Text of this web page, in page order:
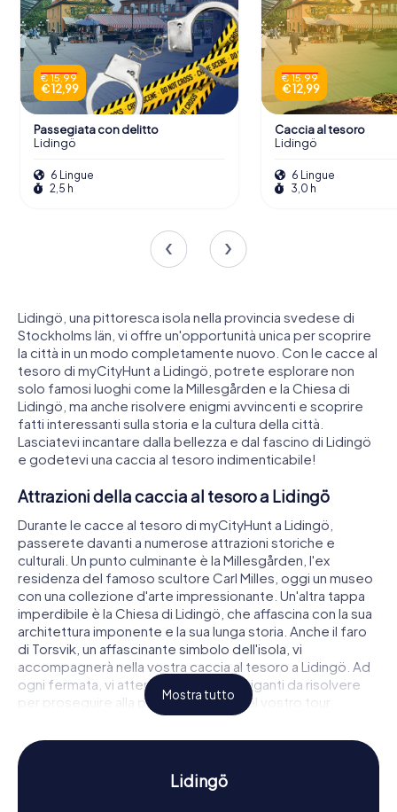
€ 15,99
€ 12,99
Passegiata con delitto
Lidingö
6 Lingue
2,5 h
€ 15,99
€ 12,99
Caccia al tesoro
Lidingö
6 Lingue
3,0 h
Lidingö, una pittoresca isola nella provincia svedese di
Stockholms län, vi offre un'opportunità unica per scoprire
la città in un modo completamente nuovo. Con le cacce al
tesoro di myCityHunt a Lidingö, potrete esplorare non
solo famosi luoghi come la Millesgården e la Chiesa di
Lidingö, ma anche risolvere enigmi avvincenti e scoprire
fatti interessanti sulla storia e la cultura della città.
Lasciatevi incantare dalla bellezza e dal fascino di Lidingö
e godetevi una caccia al tesoro indimenticabile!
Attrazioni della caccia al tesoro a Lidingö
Durante le cacce al tesoro di myCityHunt a Lidingö,
passerete davanti a numerose attrazioni storiche e
culturali. Un punto culminante è la Millesgården, l'ex
residenza del famoso scultore Carl Milles, oggi un museo
con una collezione d'arte impressionante. Un'altra tappa
imperdibile è la Chiesa di Lidingö, che affascina con la sua
architettura imponente e la sua lunga storia. Anche il faro
di Torsvik, un affascinante simbolo dell'isola, vi
accompagnerà nella vostra caccia al tesoro a Lidingö. Ad
ogni fermata, vi attendono enigmi intriganti da risolvere
per proseguire alla prossima tappa del vostro tour.
Storia e cultura nella caccia al tesoro a Lidingö
Le cacce al tesoro di myCityHunt a Lidingö non sono solo
divertenti, ma anche istruttive. Durante il vostro tour,
Mostra tutto
Lidingö